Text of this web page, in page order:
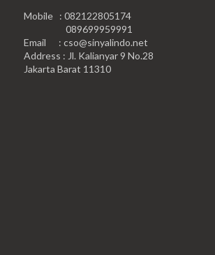
Mobile : 082122805174
089699959991
Email : cso@sinyalindo.net
Address : Jl. Kalianyar 9 No.28
Jakarta Barat 11310